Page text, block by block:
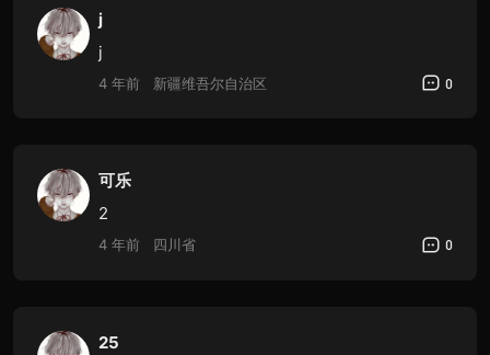
j
j
4 年前 新疆维吾尔自治区 0
可乐
2
4 年前 四川省 0
25